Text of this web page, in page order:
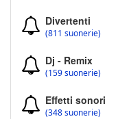
Divertenti
(811 suonerie)
Dj - Remix
(159 suonerie)
Effetti sonori
(348 suonerie)